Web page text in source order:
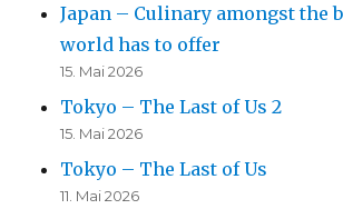
Japan – Culinary amongst the
world has to offer
15. Mai 2026
Tokyo – The Last of Us 2
15. Mai 2026
Tokyo – The Last of Us
11. Mai 2026